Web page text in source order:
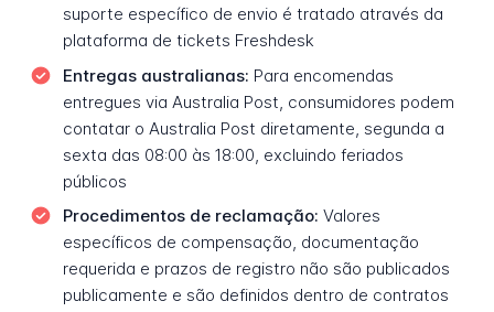
suporte específico de envio é tratado através da
plataforma de tickets Freshdesk
Entregas australianas: Para encomendas
entregues via Australia Post, consumidores podem
contatar o Australia Post diretamente, segunda a
sexta das 08:00 às 18:00, excluindo feriados
públicos
Procedimentos de reclamação: Valores
específicos de compensação, documentação
requerida e prazos de registro não são publicados
publicamente e são definidos dentro de contratos